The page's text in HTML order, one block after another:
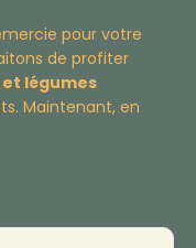
pour votre
de profiter
légumes
Maintenant, en